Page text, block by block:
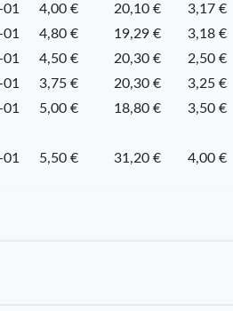
4,00 € 20,10 € 3,17 €
4,80 € 19,29 € 3,18 €
4,50 € 20,30 € 2,50 €
3,75 € 20,30 € 3,25 €
5,00 € 18,80 € 3,50 €
5,50 € 31,20 € 4,00 €